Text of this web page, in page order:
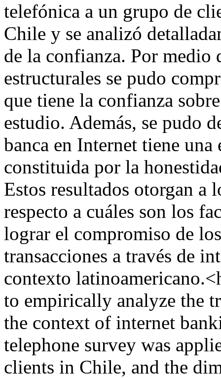
telefónica a un grupo de
Chile y se analizó
de la confianza. Por medio
estructurales se pudo
que tiene la confianza
estudio. Además, se pudo
banca en Internet tiene
constituida por la
Estos resultados otorgan a
respecto a cuáles son los
lograr el compromiso de
transacciones a través de
contexto
to empirically analyze the
the context of internet
telephone survey was
clients in Chile, and the